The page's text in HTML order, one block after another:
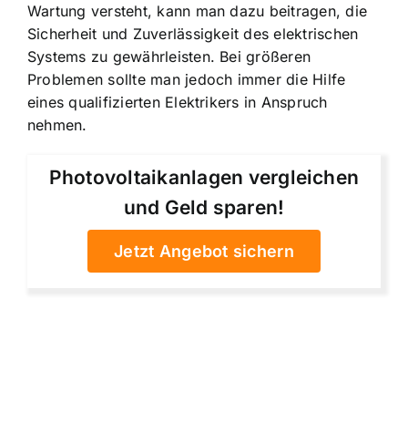
Wartung versteht, kann man dazu beitragen, die
Sicherheit und Zuverlässigkeit des elektrischen
Systems zu gewährleisten. Bei größeren
Problemen sollte man jedoch immer die Hilfe
eines qualifizierten Elektrikers in Anspruch
nehmen.
Photovoltaikanlagen vergleichen
und Geld sparen!
Jetzt Angebot sichern